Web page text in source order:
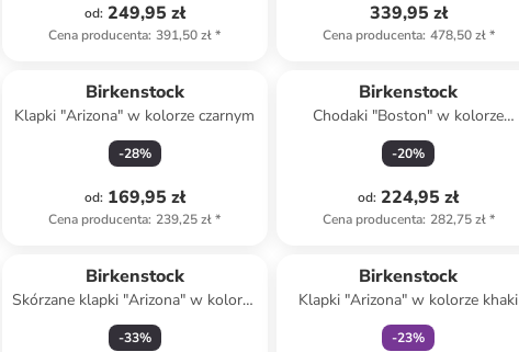
od: 249,95 zł
Cena producenta: 391,50 zł*
339,95 zł
Cena producenta: 478,50 zł*
Birkenstock
Klapki "Arizona" w kolorze czarnym
-28%
od: 169,95 zł
Cena producenta: 239,25 zł*
Birkenstock
Chodaki "Boston" w kolorze
brązowym
-20%
od: 224,95 zł
Cena producenta: 282,75 zł*
Birkenstock
Skórzane klapki "Arizona" w kolorze
ciemnobrązowym
-33%
Birkenstock
Klapki "Arizona" w kolorze khaki
-23%